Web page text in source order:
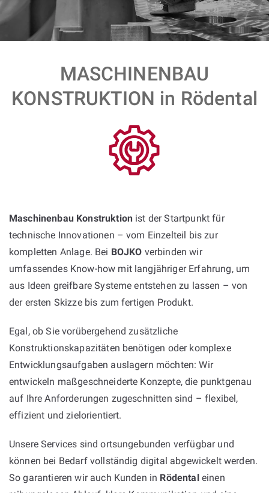
MASCHINENBAU
KONSTRUKTION in Rödental
Maschinenbau Konstruktion ist der Startpunkt für
technische Innovationen – vom Einzelteil bis zur
kompletten Anlage. Bei BOJKO verbinden wir
umfassendes Know-how mit langjähriger Erfahrung, um
aus Ideen greifbare Systeme entstehen zu lassen – von
der ersten Skizze bis zum fertigen Produkt.
Egal, ob Sie vorübergehend zusätzliche
Konstruktionskapazitäten benötigen oder komplexe
Entwicklungsaufgaben auslagern möchten: Wir
entwickeln maßgeschneiderte Konzepte, die punktgenau
auf Ihre Anforderungen zugeschnitten sind – flexibel,
effizient und zielorientiert.
Unsere Services sind ortsungebunden verfügbar und
können bei Bedarf vollständig digital abgewickelt werden.
So garantieren wir auch Kunden in Rödentaleinen